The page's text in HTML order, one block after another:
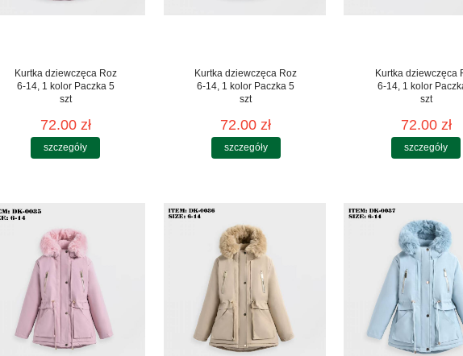
Kurtka dziewczęca Roz
6-14, 1 kolor Paczka 5
szt
72.00 zł
szczegóły
Kurtka dziewczęca Roz
6-14, 1 kolor Paczka 5
szt
72.00 zł
szczegóły
Kurtka dziewczęca
6-14, 1 kolor
szt
72.00 zł
szczegóły